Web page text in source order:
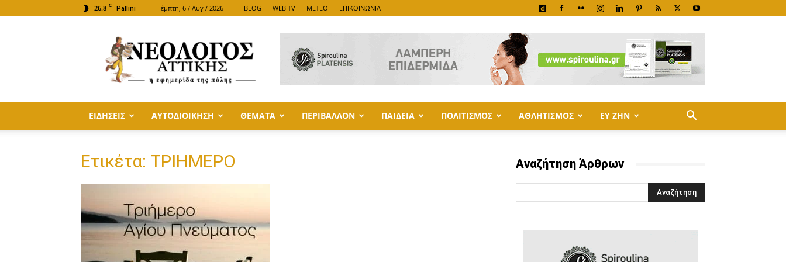
26.8 C Pallini Πέμπτη, 6 / Αυγ / 2026 BLOG WEB TV METEO ΕΠΙΚΟΙΝΩΝΙΑ
ΑΤΤΙΚΗΣ
ΕΙΔΗΣΕΙΣ ΑΥΤΟΔΙΟΙΚΗΣΗ ΘΕΜΑΤΑ ΠΕΡΙΒΑΛΛΟΝ ΠΑΙΔΕΙΑ ΠΟΛΙΤΙΣΜΟΣ ΑΘΛΗΤΙΣΜΟΣ ΕΥ ΖΗΝ
Ετικέτα: ΤΡΙΗΜΕΡΟ Αναζήτηση Άρθρων